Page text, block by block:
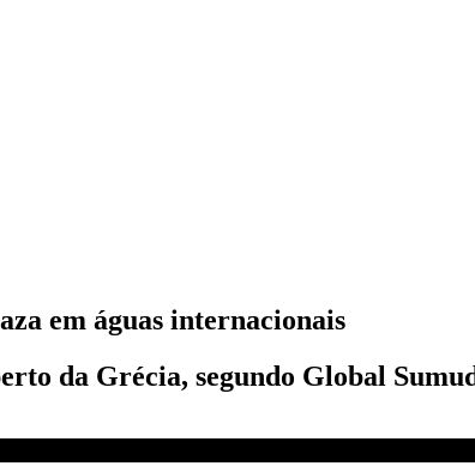
em águas internacionais
da Grécia, segundo Global